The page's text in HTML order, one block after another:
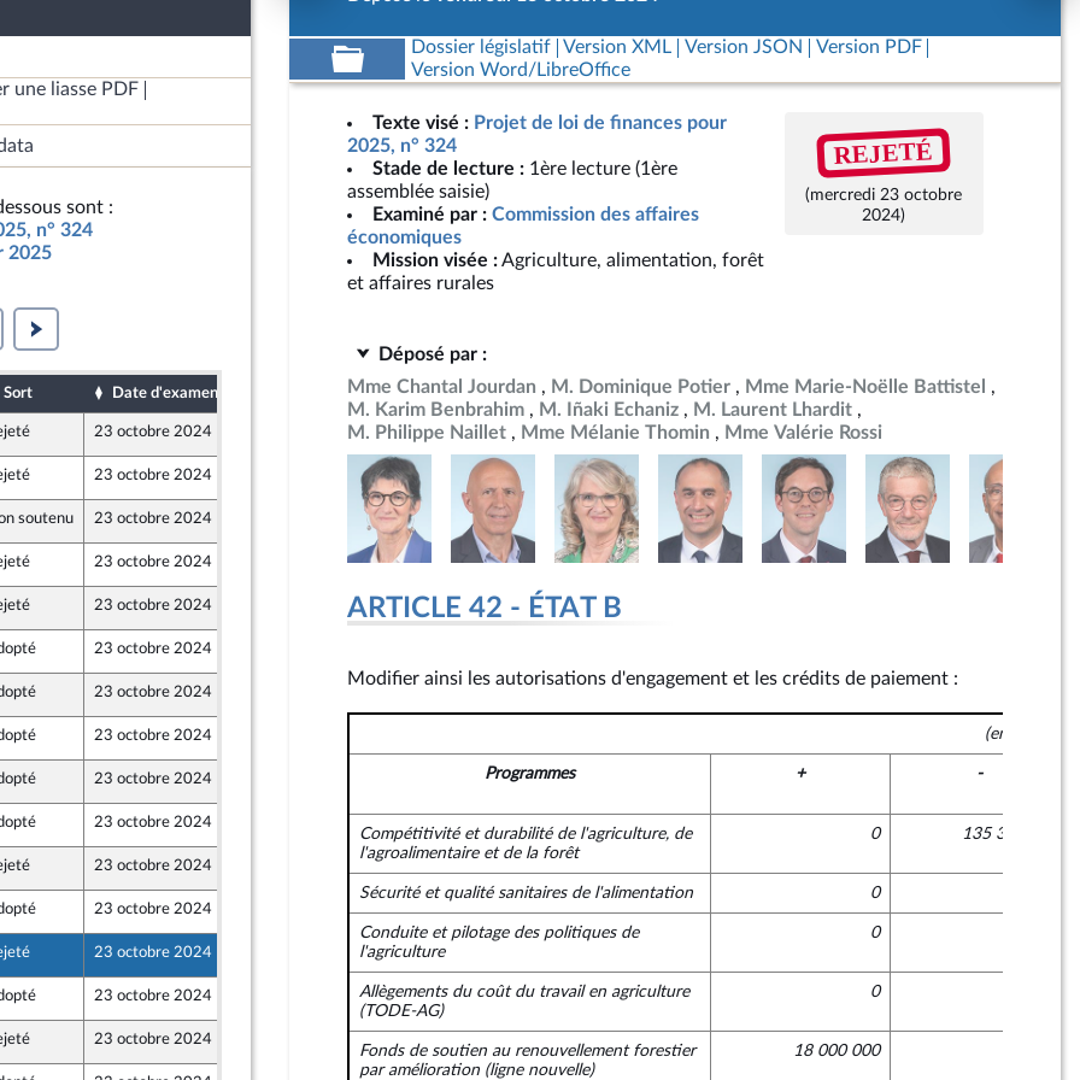
une liasse PDF
sont :
n° 324
2025
Sort Date d'examen Date de dépôt
23 octobre 2024 19 octobre 2024
Populaire
23 octobre 2024
soutenu 23 octobre 2024
23 octobre 2024 18 octobre 2024
23 octobre 2024 18 octobre 2024
23 octobre 2024
23 octobre 2024
23 octobre 2024
Populaire
23 octobre 2024
23 octobre 2024
Populaire
23 octobre 2024
23 octobre 2024
23 octobre 2024
23 octobre 2024
23 octobre 2024
Dossier législatif Version XML Version JSON
Version PDF
Version Word/LibreOffice
Texte visé : Projet de loi de finances pour
2025, n° 324
Stade de lecture : 1ère lecture (1ère
assemblée saisie)
Examiné par : Commission des affaires
économiques
Mission visée :Agriculture, alimentation, forêt
et affaires rurales
REJETÉ
(mercredi 23 octobre
2024)
Déposé par :
Mme Chantal Jourdan
M. Dominique Potier
Mme Marie-Noëlle Battistel
M. Karim Benbrahim
M. Iñaki Echaniz
M. Laurent Lhardit
M. Philippe Naillet
Mme Mélanie Thomin Mme Valérie Rossi
ARTICLE 42 - ÉTAT B
Modifier ainsi les autorisations d'engagement et les crédits de paiement :
(en euros)
Programmes + -
Compétitivité et durabilité de l'agriculture, de
l'agroalimentaire et de la forêt
0 135 300 000
Sécurité et qualité sanitaires de l'alimentation 0
Conduite et pilotage des politiques de
l'agriculture
0
Allègements du coût du travail en agriculture
(TODE-AG)
0
Fonds de soutien au renouvellement forestier
par amélioration (ligne nouvelle)
18 000 000